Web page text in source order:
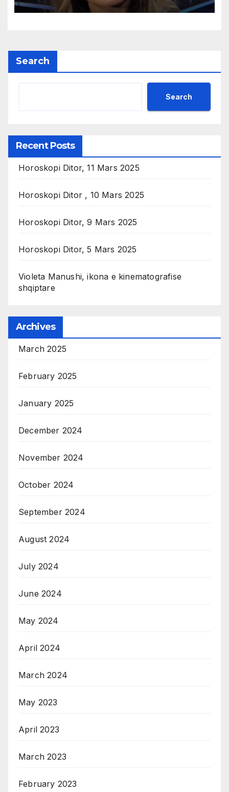
Search
Search
Recent Posts
Horoskopi Ditor, 11 Mars 2025
Horoskopi Ditor , 10 Mars 2025
Horoskopi Ditor, 9 Mars 2025
Horoskopi Ditor, 5 Mars 2025
Violeta Manushi, ikona e kinematografise
shqiptare
Archives
March 2025
February 2025
January 2025
December 2024
November 2024
October 2024
September 2024
August 2024
July 2024
June 2024
May 2024
April 2024
March 2024
May 2023
April 2023
March 2023
February 2023